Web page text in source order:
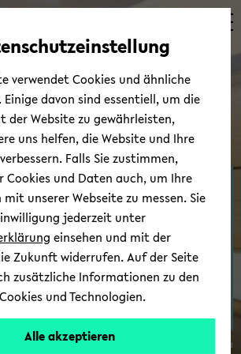
Automatische
vermeiden
zum
wechseln
zum
wechseln
zum
wechseln
Lehre
© Uni­ver­si­tät Bie­le­feld
verwendet Cookies und ähnliche
Einige davon sind essentiell, um die
der Website zu gewährleisten,
uns helfen, die Website und Ihre
Falls Sie zustimmen,
Cookies und Daten auch, um Ihre
unserer Webseite zu messen. Sie
jederzeit unter
einsehen und mit der
Zukunft widerrufen. Auf der Seite
zusätzliche Informationen zu den
und Technologien.
Alle akzeptieren